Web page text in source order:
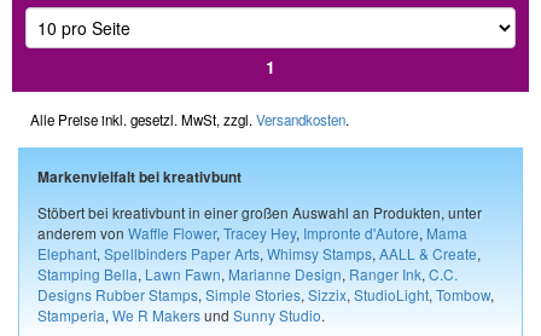
1
Alle Preise inkl. gesetzl. MwSt, zzgl. Versandkosten.
Markenvielfalt bei kreativbunt
Stöbert bei kreativbunt in einer großen Auswahl an Produkten, unter
anderem von Waffle Flower, Tracey Hey, Impronte d'Autore, Mama
Elephant, Spellbinders Paper Arts, Whimsy Stamps, AALL & Create,
Stamping Bella, Lawn Fawn, Marianne Design, Ranger Ink, C.C.
Designs Rubber Stamps, Simple Stories, Sizzix, StudioLight, Tombow,
Stamperia, We R Makersund Sunny Studio.